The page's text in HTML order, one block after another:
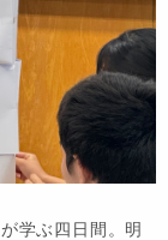
学ぶ四日間。明